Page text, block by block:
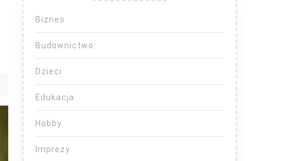
Biznes
Budownictwo
Dzieci
Edukacja
Hobby
Imprezy